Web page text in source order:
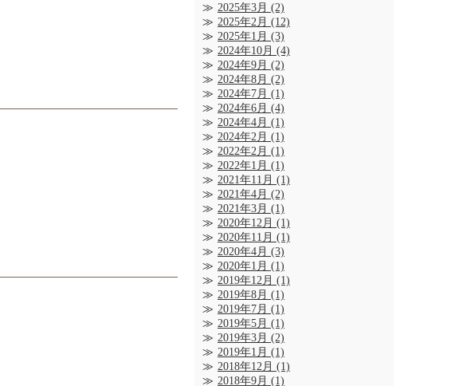
2025年3月 (2)
2025年2月 (12)
2025年1月 (3)
2024年10月 (4)
2024年9月 (2)
2024年8月 (2)
2024年7月 (1)
2024年6月 (4)
2024年4月 (1)
2024年2月 (1)
2022年2月 (1)
2022年1月 (1)
2021年11月 (1)
2021年4月 (2)
2021年3月 (1)
2020年12月 (1)
2020年11月 (1)
2020年4月 (3)
2020年1月 (1)
2019年12月 (1)
2019年8月 (1)
2019年7月 (1)
2019年5月 (1)
2019年3月 (2)
2019年1月 (1)
2018年12月 (1)
2018年9月 (1)